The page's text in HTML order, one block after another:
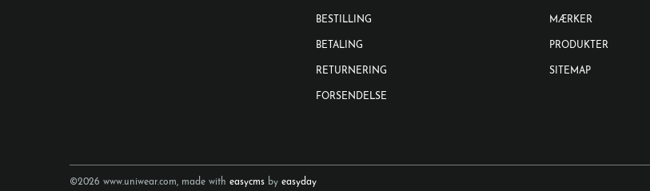
BESTILLING
BETALING
RETURNERING
FORSENDELSE
MÆRKER
PRODUKTER
SITEMAP
©2026 www.uniwear.com, made with easycms by easyday